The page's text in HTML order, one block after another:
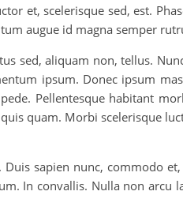
et, scelerisque sed, est.
augue id magna semper
sed, aliquam non, tellus.
ipsum. Donec ipsum
Pellentesque habitant
quam. Morbi scelerisque
sapien nunc, commodo
In convallis. Nulla non